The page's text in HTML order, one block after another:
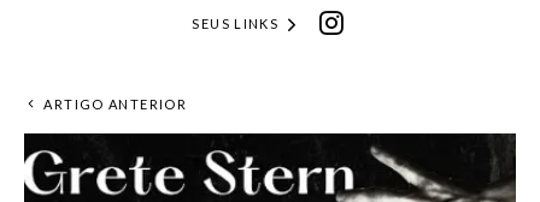
SEUS LINKS
ARTIGO ANTERIOR